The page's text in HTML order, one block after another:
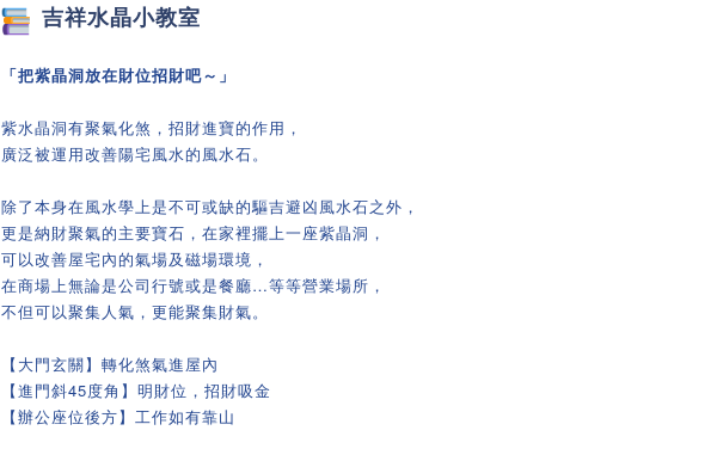
吉祥水晶小教室
「把紫晶洞放在財位招財吧～」
紫水晶洞有聚氣化煞，招財進寶的作用，
廣泛被運用改善陽宅風水的風水石。
除了本身在風水學上是不可或缺的驅吉避凶風水石之外，
更是納財聚氣的主要寶石，在家裡擺上一座紫晶洞，
可以改善屋宅內的氣場及磁場環境，
在商場上無論是公司行號或是餐廳…等等營業場所，
不但可以聚集人氣，更能聚集財氣。
【大門玄關】轉化煞氣進屋內
【進門斜45度角】明財位，招財吸金
【辦公座位後方】工作如有靠山